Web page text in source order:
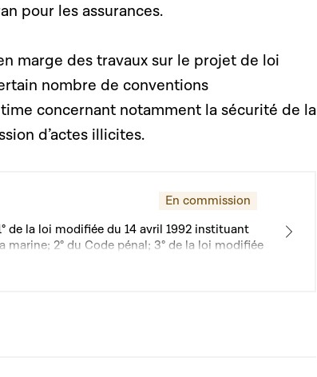
pour les assurances.
marge des travaux sur le projet de loi
nombre de conventions
concernant notamment la sécurité de la
d’actes illicites.
En commission
de la loi modifiée du 14 avril 1992 instituant
2° du Code pénal; 3° de la loi modifiée
de certaines conventions internationales